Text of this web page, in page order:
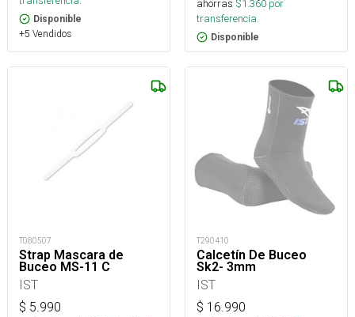
Disponible
+5 Vendidos
ahorras $1.360 por
transferencia.
Disponible
T080507
Strap Mascara de
Buceo MS-11 C
IST
$ 5.990
T290410
Calcetín De Buceo
Sk2- 3mm
IST
$ 16.990